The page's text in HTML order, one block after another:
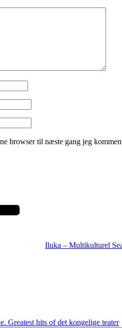
browser til næste gang jeg
Iluka – Multikulturel
Greatest hits of det kongelige teater